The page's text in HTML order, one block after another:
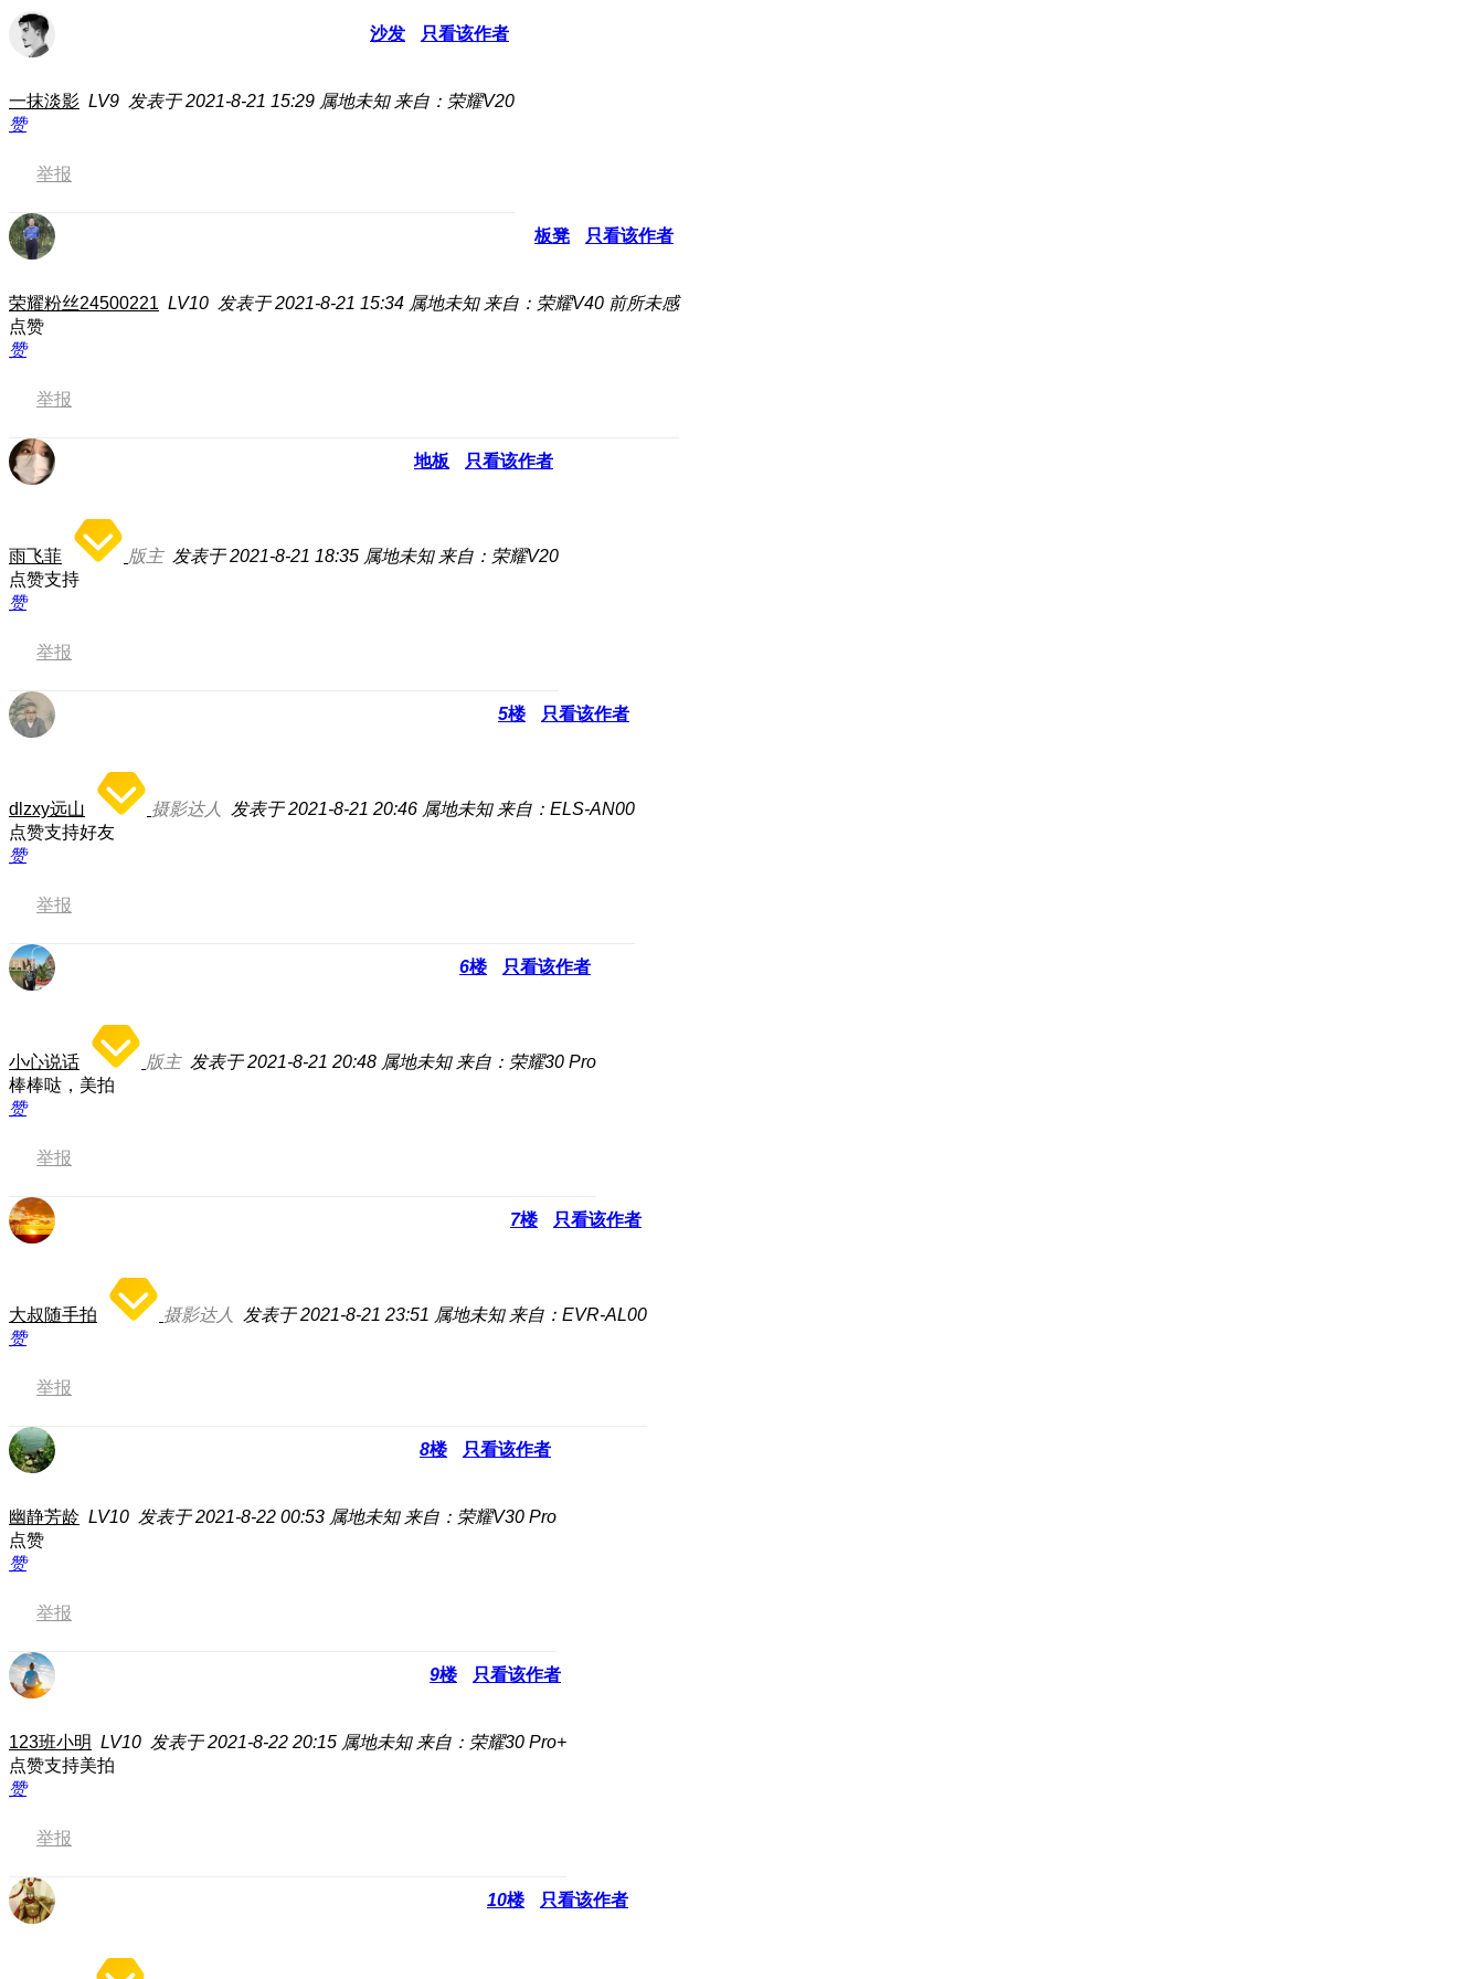
沙发 只看该作者
一抹淡影 LV9 发表于 2021-8-21 15:29 属地未知 来自：荣耀V20
赞
举报
板凳 只看该作者
荣耀粉丝24500221 LV10 发表于 2021-8-21 15:34 属地未知 来自：荣耀V40 前所未感
点赞
赞
举报
地板 只看该作者
雨飞菲 版主 发表于 2021-8-21 18:35 属地未知 来自：荣耀V20
点赞支持
赞
举报
5楼 只看该作者
dlzxy远山 摄影达人 发表于 2021-8-21 20:46 属地未知 来自：ELS-AN00
点赞支持好友
赞
举报
6楼 只看该作者
小心说话 版主 发表于 2021-8-21 20:48 属地未知 来自：荣耀30 Pro
棒棒哒，美拍
赞
举报
7楼 只看该作者
大叔随手拍 摄影达人 发表于 2021-8-21 23:51 属地未知 来自：EVR-AL00
赞
举报
8楼 只看该作者
幽静芳龄 LV10 发表于 2021-8-22 00:53 属地未知 来自：荣耀V30 Pro
点赞
赞
举报
9楼 只看该作者
123班小明 LV10 发表于 2021-8-22 20:15 属地未知 来自：荣耀30 Pro+
点赞支持美拍
赞
举报
10楼 只看该作者